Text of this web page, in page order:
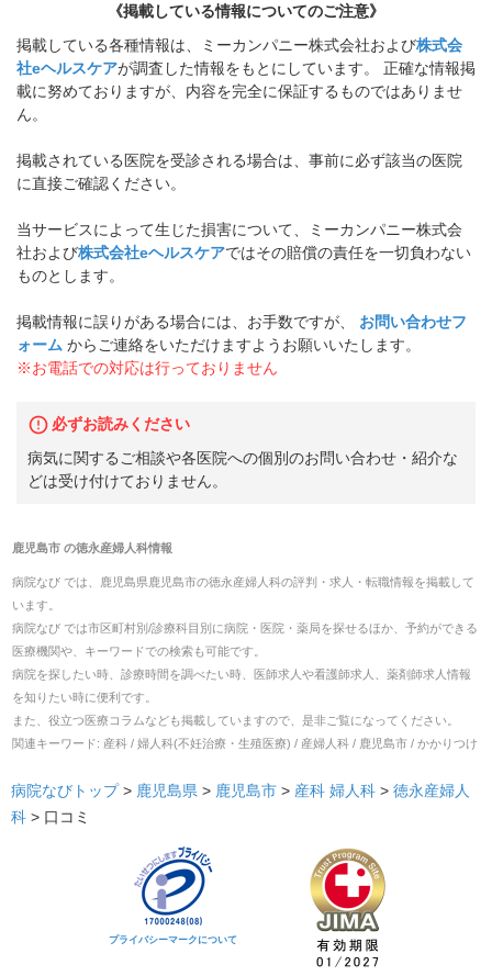
《掲載している情報についてのご注意》
掲載している各種情報は、ミーカンパニー株式会社および株式会
社eヘルスケアが調査した情報をもとにしています。 正確な情報掲
載に努めておりますが、内容を完全に保証するものではありませ
ん。
掲載されている医院を受診される場合は、事前に必ず該当の医院
に直接ご確認ください。
当サービスによって生じた損害について、ミーカンパニー株式会
社および株式会社eヘルスケアではその賠償の責任を一切負わない
ものとします。
掲載情報に誤りがある場合には、お手数ですが、
お問い合わせフ
ォーム からご連絡をいただけますようお願いいたします。
※お電話での対応は行っておりません
必ずお読みください
病気に関するご相談や各医院への個別のお問い合わせ・紹介な
どは受け付けておりません。
鹿児島市の徳永産婦人科情報
病院なび では、 鹿児島県 鹿児島市の徳永産婦人科の評判・求人・転職情報を掲載して
います。
病院なび では市区町村別/診療科目別に病院・医院・薬局を探せるほか、予約ができる
医療機関や、キーワードでの検索も可能です。
病院を探したい時、診療時間を調べたい時、医師求人や看護師求人、薬剤師求人情報
を知りたい時に便利です。
また、役立つ医療コラムなども掲載していますので、是非ご覧になってください。
関連キーワード: 産科 / 婦人科(不妊治療・生殖医療) / 産婦人科 / 鹿児島市 / かかりつけ
病院なびトップ > 鹿児島県 > 鹿児島市 > 産科 婦人科 > 徳永産婦人
科 > 口コミ
プライバシーマークについて